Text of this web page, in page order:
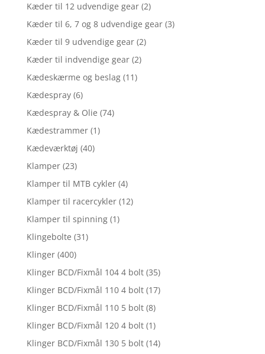
Kæder til 12 udvendige gear (2)
Kæder til 6, 7 og 8 udvendige gear (3)
Kæder til 9 udvendige gear (2)
Kæder til indvendige gear (2)
Kædeskærme og beslag (11)
Kædespray (6)
Kædespray & Olie (74)
Kædestrammer (1)
Kædeværktøj (40)
Klamper (23)
Klamper til MTB cykler (4)
Klamper til racercykler (12)
Klamper til spinning (1)
Klingebolte (31)
Klinger (400)
Klinger BCD/Fixmål 104 4 bolt (35)
Klinger BCD/Fixmål 110 4 bolt (17)
Klinger BCD/Fixmål 110 5 bolt (8)
Klinger BCD/Fixmål 120 4 bolt (1)
Klinger BCD/Fixmål 130 5 bolt (14)